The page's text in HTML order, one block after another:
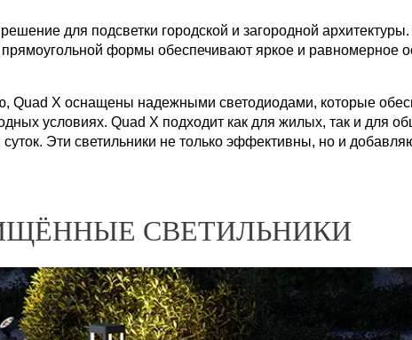
для подсветки городской и загородной
формы обеспечивают яркое и равномерное
Quad X оснащены надежными светодиодами, которые
условиях. Quad X подходит как для жилых, так и для
Эти светильники не только эффективны, но и
СВЕТИЛЬНИКИ